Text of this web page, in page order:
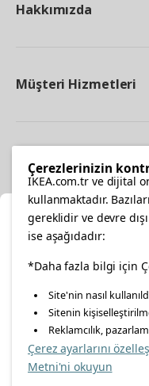
Hakkımızda
Müşteri Hizmetleri
facebooktwitter
linkedin
Enerji Politikası Bilgi
Konumunuzu
İnternetten vereceğiniz
içerikleri görebilmek için
İl seçiniz
Çerezlerinizin
IKEA.com.tr ve dijital
kullanmaktadır.
gereklidir ve devre
ise aşağıdadır:
*Daha fazla bilgi için
Site'nin nasıl
Sitenin
Reklamcılık,
Çerez ayarlarını
Metni'ni okuyun